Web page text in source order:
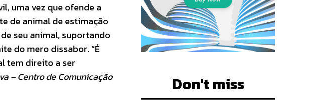
uma vez que ofende a
de animal de estimação
seu animal, suportando
do mero dissabor. “É
tem direito a ser
– Centro de Comunicação
Don't miss